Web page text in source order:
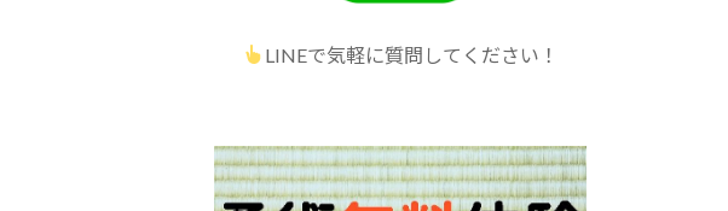
LINEで気軽に質問してください！